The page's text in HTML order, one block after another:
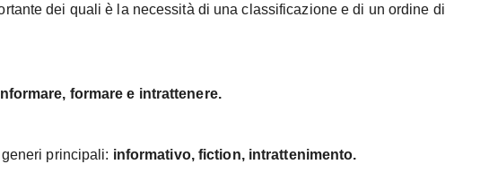
dei quali è la necessità di una classificazione e di un ordine di
formare e intrattenere.
principali: informativo, fiction, intrattenimento.